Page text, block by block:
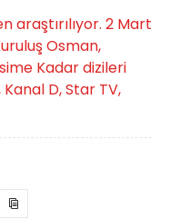
araştırılıyor. 2 Mart
Osman,
Kadar dizileri
D, Star TV,